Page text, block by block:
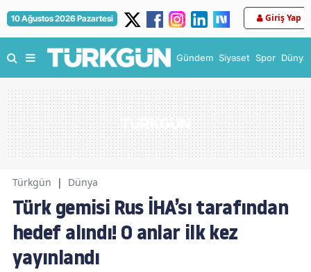
10 Ağustos 2026 Pazartesi Giriş Yap
Gündem Siyaset Spor Dünya
Türkgün | Dünya
Türk gemisi Rus İHA’sı tarafından
hedef alındı! O anlar ilk kez
yayınlandı